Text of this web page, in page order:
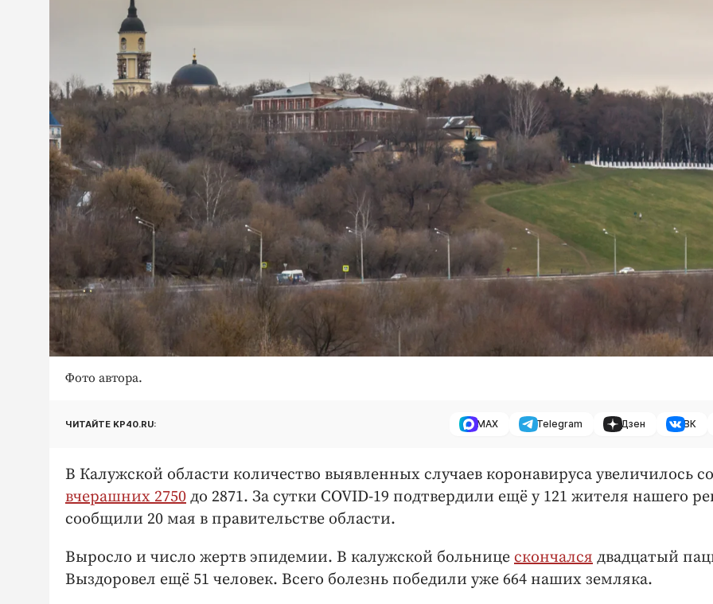
Фото автора.
ЧИТАЙТЕ KP40.RU: MAX Telegram Дзен ВК
В Калужской области количество выявленных случаев коронавируса увеличилось со
вчерашних 2750 до 2871. За сутки COVID-19 подтвердили ещё у 121 жителя нашего
сообщили 20 мая в правительстве области.
Выросло и число жертв эпидемии. В калужской больнице скончался двадцатый
Выздоровел ещё 51 человек. Всего болезнь победили уже 664 наших земляка.